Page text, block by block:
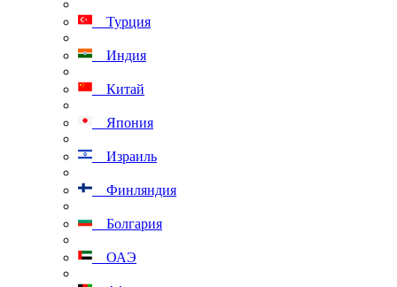
Турция
Индия
Китай
Япония
Израиль
Финляндия
Болгария
ОАЭ